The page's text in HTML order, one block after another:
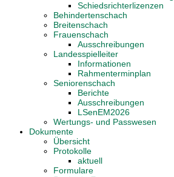
Schiedsrichterlizenzen
Behindertenschach
Breitenschach
Frauenschach
Ausschreibungen
Landesspielleiter
Informationen
Rahmenterminplan
Seniorenschach
Berichte
Ausschreibungen
LSenEM2026
Wertungs- und Passwesen
Dokumente
Übersicht
Protokolle
aktuell
Formulare